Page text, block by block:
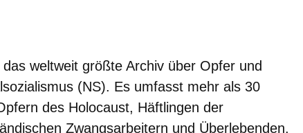
weltweit größte Archiv über Opfer und
(NS). Es umfasst mehr als 30
des Holocaust, Häftlingen der
Zwangsarbeitern und Überlebenden.